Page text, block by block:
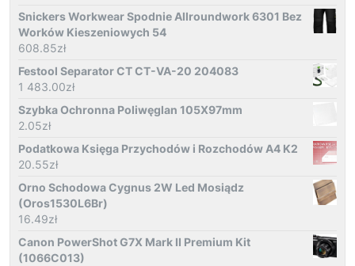
Snickers Workwear Spodnie Allroundwork 6301 Bez
Worków Kieszeniowych 54
608.85zł
Festool Separator CT CT-VA-20 204083
1 483.00zł
Szybka Ochronna Poliwęglan 105X97mm
2.05zł
Podatkowa Księga Przychodów i Rozchodów A4 K2
20.55zł
Orno Schodowa Cygnus 2W Led Mosiądz
(Oros1530L6Br)
16.49zł
Canon PowerShot G7X Mark II Premium Kit
(1066C013)